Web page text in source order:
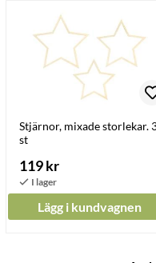
Stjärnor, mixade storlekar.
st
119 kr
Lägg i kundvagnen